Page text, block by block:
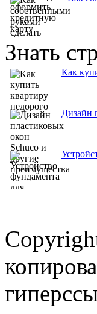
Знать
Как
Дизайн